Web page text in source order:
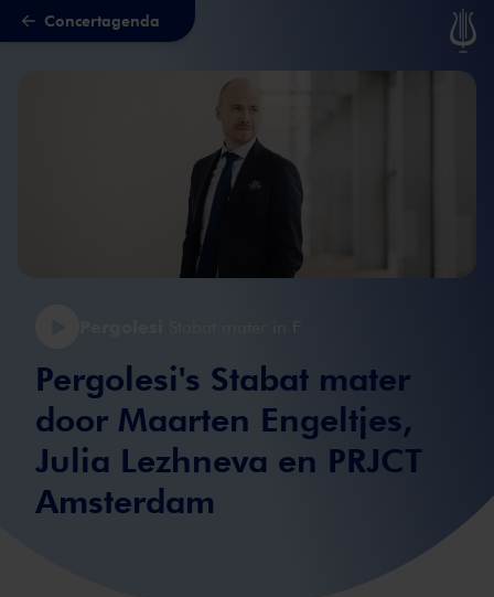
Naar hoofdcontent
Concertagenda
Pergolesi's Stabat mater
door Maarten Engeltjes,
Julia Lezhneva en PRJCT
Amsterdam